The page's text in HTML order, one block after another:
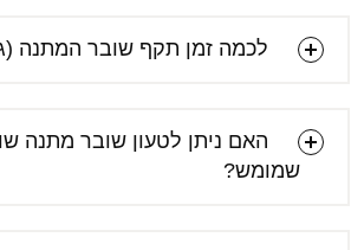
לכמה זמן תקף שובר המתנה
האם ניתן לטעון שובר מתנה
שמומש?